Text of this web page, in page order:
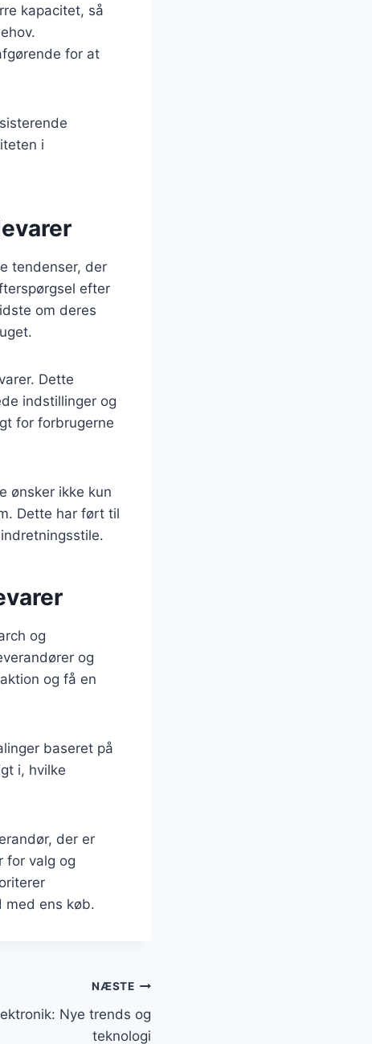
kapacitet, så
for at
i
tendenser, der
efter
om deres
Dette
indstillinger og
for forbrugerne
ønsker ikke kun
Dette har ført til
og
og
og få en
baseret på
i, hvilke
der er
for valg og
med ens køb.
NÆSTE
Nye trends og
teknologi